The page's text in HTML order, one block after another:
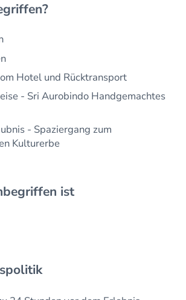
Hotel und Rücktransport
- Sri Aurobindo Handgemachtes
- Spaziergang zum
Kulturerbe
ist